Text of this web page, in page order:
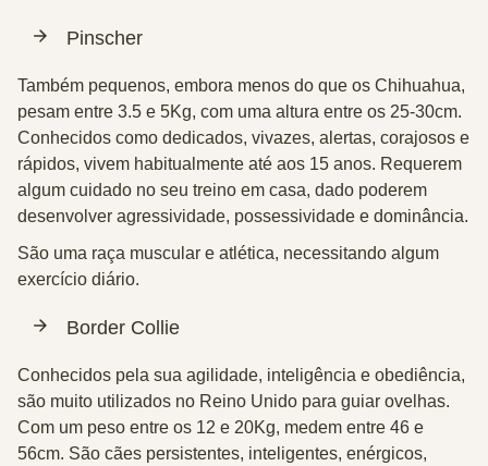
Pinscher
Também pequenos, embora menos do que os Chihuahua,
pesam entre 3.5 e 5Kg, com uma altura entre os 25-30cm.
Conhecidos como dedicados, vivazes, alertas, corajosos e
rápidos, vivem habitualmente até aos 15 anos. Requerem
algum cuidado no seu treino em casa, dado poderem
desenvolver agressividade, possessividade e dominância.
São uma raça muscular e atlética, necessitando algum
exercício diário.
Border Collie
Conhecidos pela sua agilidade, inteligência e obediência,
são muito utilizados no Reino Unido para guiar ovelhas.
Com um peso entre os 12 e 20Kg, medem entre 46 e
56cm. São cães persistentes, inteligentes, enérgicos,